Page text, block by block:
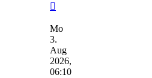
Beitrag
Mo
3.
Aug
2026,
06:10